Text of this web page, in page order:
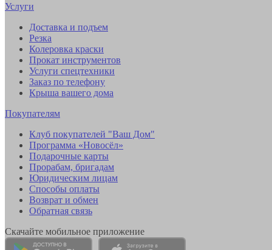
Услуги
Доставка и подъем
Резка
Колеровка краски
Прокат инструментов
Услуги спецтехники
Заказ по телефону
Крыша вашего дома
Покупателям
Клуб покупателей "Ваш Дом"
Программа «Новосёл»
Подарочные карты
Прорабам, бригадам
Юридическим лицам
Способы оплаты
Возврат и обмен
Обратная связь
Скачайте мобильное приложение